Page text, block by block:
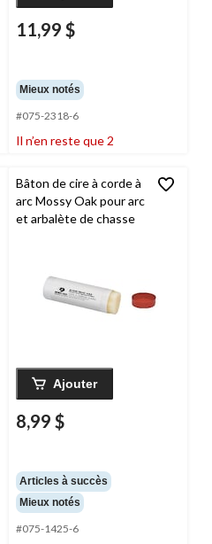
11,99 $
Mieux notés
#075-2318-6
Il n’en reste que 2
Bâton de cire à corde à
arc Mossy Oak pour arc
et arbalète de chasse
Ajouter
8,99 $
Articles à succès
Mieux notés
#075-1425-6